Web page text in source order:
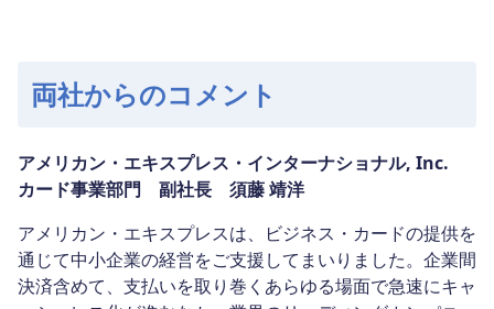
両社からのコメント
アメリカン・エキスプレス・インターナショナル, Inc.
カード事業部門 副社長 須藤 靖洋
アメリカン・エキスプレスは、ビジネス・カードの提供を
通じて中小企業の経営をご支援してまいりました。企業間
決済含めて、支払いを取り巻くあらゆる場面で急速にキャ